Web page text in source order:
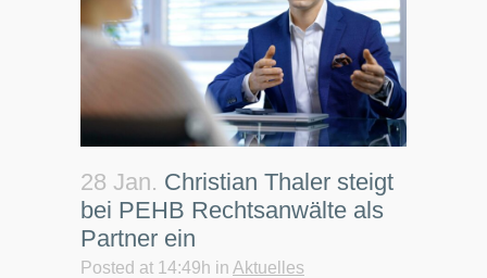
28 Jan. Christian Thaler steigt
bei PEHB Rechtsanwälte als
Partner ein
Posted at 14:49h in Aktuelles